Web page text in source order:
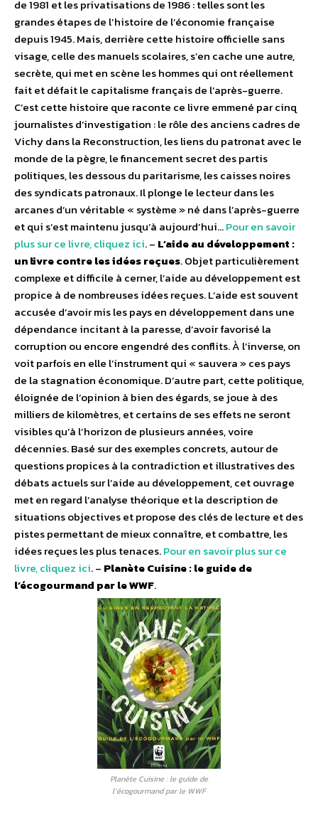
de 1981 et les privatisations de 1986 : telles sont les
grandes étapes de l’histoire de l’économie française
depuis 1945. Mais, derrière cette histoire officielle sans
visage, celle des manuels scolaires, s’en cache une autre,
secrète, qui met en scène les hommes qui ont réellement
fait et défait le capitalisme français de l’après-guerre.
C’est cette histoire que raconte ce livre emmené par cinq
journalistes d’investigation : le rôle des anciens cadres de
Vichy dans la Reconstruction, les liens du patronat avec le
monde de la pègre, le financement secret des partis
politiques, les dessous du paritarisme, les caisses noires
des syndicats patronaux. Il plonge le lecteur dans les
arcanes d’un véritable « système » né dans l’après-guerre
et qui s’est maintenu jusqu’à aujourd’hui…Pour en savoir
plus sur ce livre, cliquez ici. – L’aide au développement :
un livre contre les idées reçues. Objet particulièrement
complexe et difficile à cerner, l’aide au développement est
propice à de nombreuses idées reçues. L’aide est souvent
accusée d’avoir mis les pays en développement dans une
dépendance incitant à la paresse, d’avoir favorisé la
corruption ou encore engendré des conflits. À l’inverse, on
voit parfois en elle l’instrument qui « sauvera » ces pays
de la stagnation économique. D’autre part, cette politique,
éloignée de l’opinion à bien des égards, se joue à des
milliers de kilomètres, et certains de ses effets ne seront
visibles qu’à l’horizon de plusieurs années, voire
décennies. Basé sur des exemples concrets, autour de
questions propices à la contradiction et illustratives des
débats actuels sur l’aide au développement, cet ouvrage
met en regard l’analyse théorique et la description de
situations objectives et propose des clés de lecture et des
pistes permettant de mieux connaître, et combattre, les
idées reçues les plus tenaces.Pour en savoir plus sur ce
livre, cliquez ici. – Planète Cuisine : le guide de
l’écogourmand par le WWF.
Planète Cuisine : le guide de
l’écogourmand par le WWF